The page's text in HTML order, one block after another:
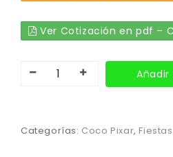
Ver Cotización en pdf –
Añadir
Categorías: Coco Pixar,